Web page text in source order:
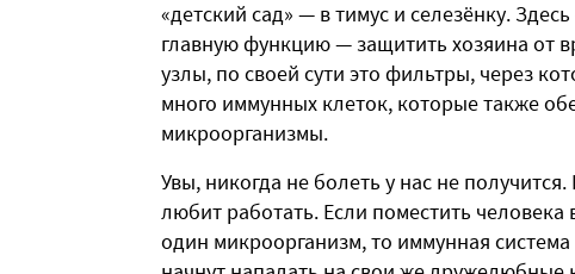
«детский сад» — в тимус и селезёнку.
главную функцию — защитить хозяина от
узлы, по своей сути это фильтры, через
много иммунных клеток, которые также
микроорганизмы.
Увы, никогда не болеть у нас не
любит работать. Если поместить
один микроорганизм, то иммунная система